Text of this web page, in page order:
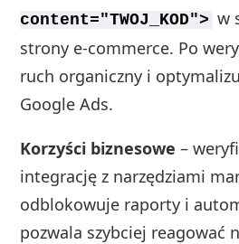
content="TWOJ_KOD"> w
strony e‑commerce. Po
ruch organiczny i
Google Ads.
Korzyści biznesowe –
integrację z narzędziami
odblokowuje raporty i
pozwala szybciej reagować